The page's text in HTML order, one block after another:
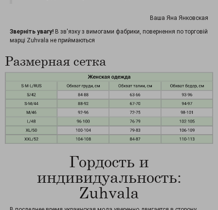
Ваша Яна Янковская
Зверніть увагу! В зв'язку з вимогами фабрики, повернення по торговій
марці Zuhvala не приймаються
Размерная сетка
Гордость и
индивидуальность:
Zuhvala